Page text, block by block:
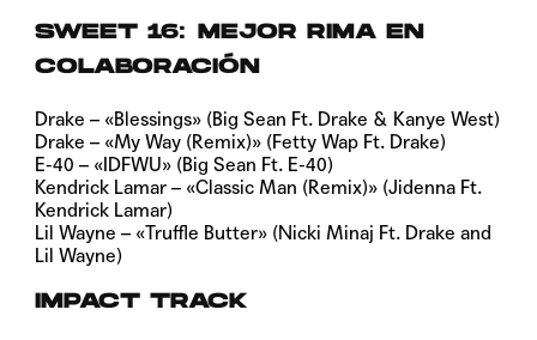
SWEET 16: MEJOR RIMA EN
COLABORACIÓN
Drake – «Blessings» (Big Sean Ft. Drake & Kanye West)
Drake – «My Way (Remix)» (Fetty Wap Ft. Drake)
E-40 – «IDFWU» (Big Sean Ft. E-40)
Kendrick Lamar – «Classic Man (Remix)» (Jidenna Ft.
Kendrick Lamar)
Lil Wayne – «Truffle Butter» (Nicki Minaj Ft. Drake and
Lil Wayne)
IMPACT TRACK